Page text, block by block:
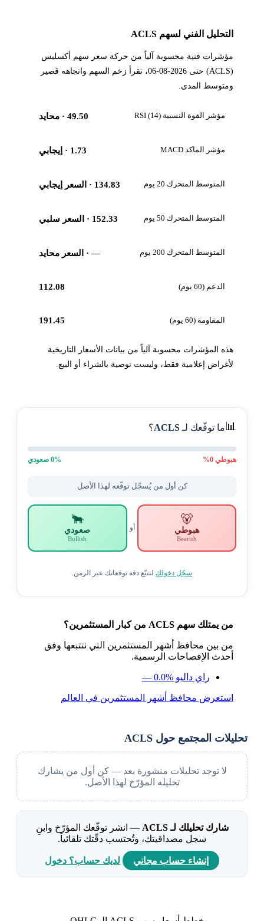
التحليل الفني لسهم ACLS
مؤشرات فنية محسوبة آلياً من حركة سعر سهم أكسليس
(ACLS) حتى 2026-08-06، تقرأ زخم السهم واتجاهه قصير
ومتوسط المدى.
مؤشر القوة النسبية RSI (14) 49.50· محايد
مؤشر الماكد MACD 1.73· إيجابي
المتوسط المتحرك 20 يوم 134.83· السعر إيجابي
المتوسط المتحرك 50 يوم 152.33· السعر سلبي
المتوسط المتحرك 200 يوم —· السعر محايد
الدعم (60 يوم) 112.08
المقاومة (60 يوم) 191.45
هذه المؤشرات محسوبة آلياً من بيانات الأسعار التاريخية
لأغراض إعلامية فقط، وليست توصية بالشراء أو البيع.
📊ما توقّعك لـACLS؟
هبوطي0
%
0% صعودي
كن أول من يُسجّل توقّعه لهذا الأصل
🐻
هبوطي
Bearish
أو
🐂
صعودي
Bullish
سجّل دخولكلتتبّع دقة توقعاتك عبر الزمن.
من يمتلك سهم ACLS من كبار المستثمرين؟
من بين محافظ أشهر المستثمرين التي نتتبعها وفق
أحدث الإفصاحات الرسمية.
راي داليو — 0.0%
استعرض محافظ أشهر المستثمرين في العالم
تحليلات المجتمع حول ACLS
لا توجد تحليلات منشورة بعد — كن أول من يشارك
تحليله المؤرّخ لهذا الأصل.
شارك تحليلك لـ ACLS
— انشر توقّعك المؤرّخ وابنِ
سجل مصداقيتك، وتُحتسب دقّتك تلقائياً.
إنشاء حساب مجاني لديك حساب؟ دخول